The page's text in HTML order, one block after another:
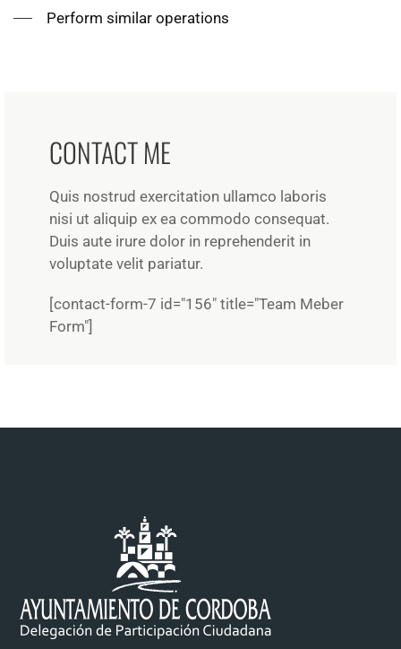
Perform similar operations
CONTACT ME
Quis nostrud exercitation ullamco laboris
nisi ut aliquip ex ea commodo consequat.
Duis aute irure dolor in reprehenderit in
voluptate velit pariatur.
[contact-form-7 id="156" title="Team Meber
Form"]